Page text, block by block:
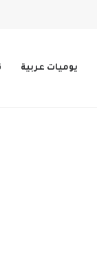
يوميات عربية